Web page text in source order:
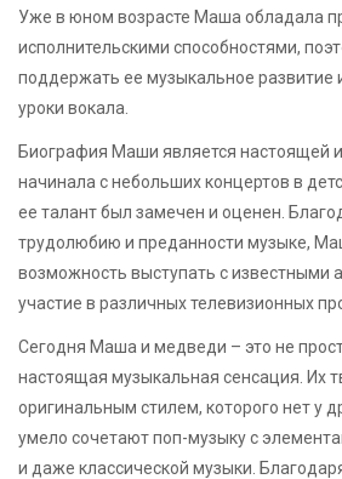
Уже в юном возрасте Маша обладала
исполнительскими способностями,
поддержать ее музыкальное развитие
уроки вокала.
Биография Маши является настоящей
начинала с небольших концертов в
ее талант был замечен и оценен.
трудолюбию и преданности музыке,
возможность выступать с известными
участие в различных телевизионных
Сегодня Маша и медведи – это не
настоящая музыкальная сенсация. Их
оригинальным стилем, которого нет у
умело сочетают поп-музыку с
и даже классической музыки.